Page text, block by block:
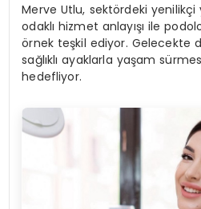
Merve Utlu, sektördeki yenilikçi
odaklı hizmet anlayışı ile
örnek teşkil ediyor. Gelecekte
sağlıklı ayaklarla yaşam
hedefliyor.